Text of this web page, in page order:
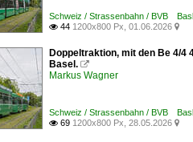
Schweiz / Strassenbahn / BVB
 44 1200x800 Px, 01.06.2026 
Doppeltraktion, mit den Be 4/4
Basel. 
Markus Wagner
Schweiz / Strassenbahn / BVB
 69 1200x800 Px, 28.05.2026 